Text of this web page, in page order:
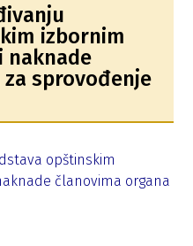
izbornim
naknade
sprovođenje
opštinskim
članovima organa